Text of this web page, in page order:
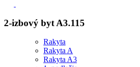
2-izbový byt A3.115
Rakyta
Rakyta A
Rakyta A3